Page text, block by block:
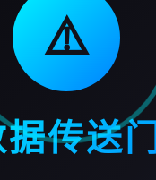
⚠️
据传送门